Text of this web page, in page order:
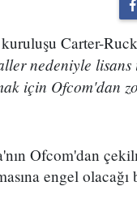
Carter-
nedeniyle
için Ofcom'dan
Ofcom'dan
engel